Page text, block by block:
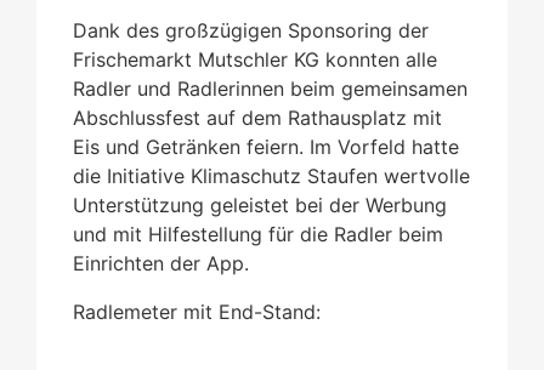
Dank des großzügigen Sponsoring der
Frischemarkt Mutschler KG konnten alle
Radler und Radlerinnen beim gemeinsamen
Abschlussfest auf dem Rathausplatz mit
Eis und Getränken feiern. Im Vorfeld hatte
die Initiative Klimaschutz Staufen wertvolle
Unterstützung geleistet bei der Werbung
und mit Hilfestellung für die Radler beim
Einrichten der App.
Radlemeter mit End-Stand: